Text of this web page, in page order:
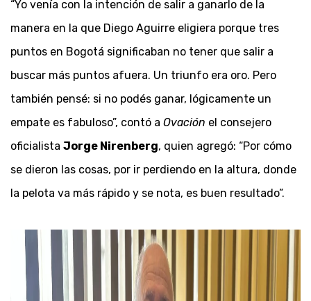
“Yo venía con la intención de salir a ganarlo de la
manera en la que Diego Aguirre eligiera porque tres
puntos en Bogotá significaban no tener que salir a
buscar más puntos afuera. Un triunfo era oro. Pero
también pensé: si no podés ganar, lógicamente un
empate es fabuloso”, contó a Ovación el consejero
oficialista Jorge Nirenberg, quien agregó: “Por cómo
se dieron las cosas, por ir perdiendo en la altura, donde
la pelota va más rápido y se nota, es buen resultado”.